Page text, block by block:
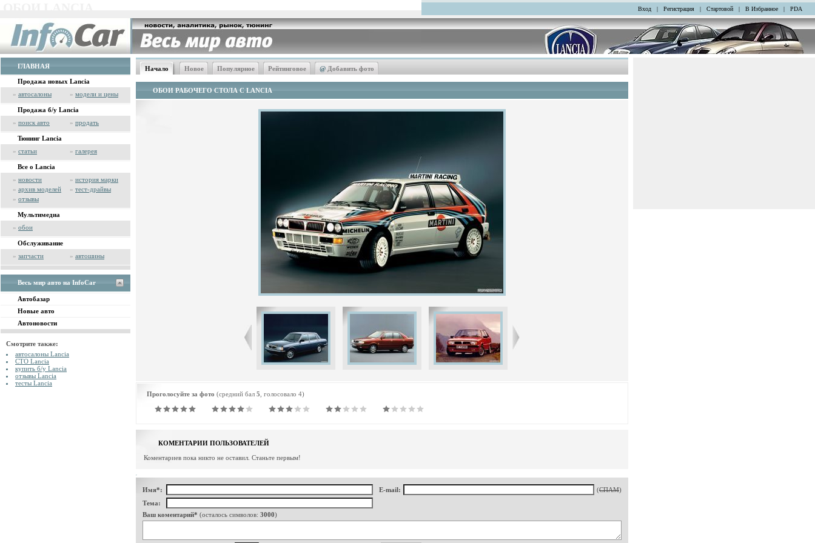
Вход | Регистрация | Стартовой | В Избранное | PDA
ГЛАВНАЯ
Продажа новых Lancia
» автосалоны » модели и цены
Продажа б/у Lancia
» поиск авто » продать
Тюнинг Lancia
» статьи » галерея
Все о Lancia
» новости » история марки
» архив моделей » тест-драйвы
» отзывы
Мультимедиа
» обои
Обслуживание
» запчасти » автошины
Весь мир авто на InfoCar
Автобазар
Новые авто
Автоновости
Смотрите также:
автосалоны Lancia
СТО Lancia
купить б/у Lancia
отзывы Lancia
тесты Lancia
Начало Новое Популярное Рейтинговое @ Добавить фото
ОБОИ РАБОЧЕГО СТОЛА С LANCIA
Проголосуйте за фото (средний бал 5 , голосовало 4)
КОМЕНТАРИИ ПОЛЬЗОВАТЕЛЕЙ
Коментариев пока никто не оставил. Станьте первым!
Имя*: E-mail: (СПАМ)
Тема:
Ваш коментарий* (осталось символов: 3000)